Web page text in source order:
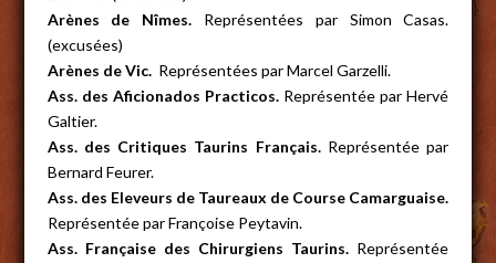
Arènes de Nîmes. Représentées par Simon Casas.
(excusées)
Arènes de Vic. Représentées par Marcel Garzelli.
Ass. des Aficionados Practicos. Représentée par Hervé
Galtier.
Ass. des Critiques Taurins Français.Représentée par
Bernard Feurer.
Ass. des Eleveurs de Taureaux de Course Camarguaise.
Représentée par Françoise Peytavin.
Ass. Française des Chirurgiens Taurins. Représentée